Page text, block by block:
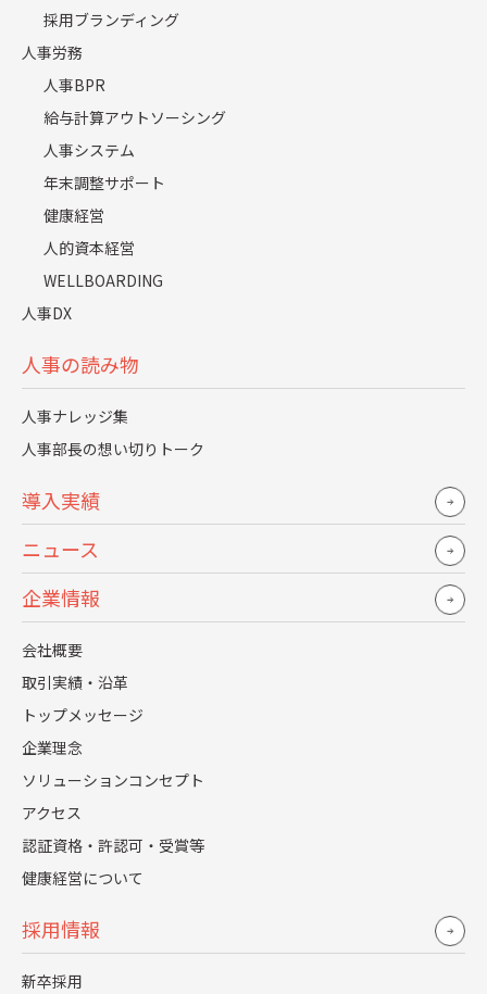
採用ブランディング
人事労務
人事BPR
給与計算アウトソーシング
人事システム
年末調整サポート
健康経営
人的資本経営
WELLBOARDING
人事DX
人事の読み物
人事ナレッジ集
人事部長の想い切りトーク
導入実績
ニュース
企業情報
会社概要
取引実績・沿革
トップメッセージ
企業理念
ソリューションコンセプト
アクセス
認証資格・許認可・受賞等
健康経営について
採用情報
新卒採用
的責任を果たす企業としての評価も高まるでしょう。
担当者コメント
略の一環として捉える動きが広がっています。特に中小企
業においては、労働力不足の解消や職場全体の業務効率化
といった課題に対し、障がい者雇用が新たな可能性をもた
らすことがあります。合理的配慮を通じて、障がい者の方
がその能力を最大限に発揮できる環境を整えることは、結
い者雇用に関する基本的な知識を学び、具体的な取り組み
を始めることで、企業の未来に向けた新たな一歩を踏み出
してみてはいかがでしょうか。
中島 詩芙美
採用支援事業部
■経歴
人材系の営業を経て、上場企業で人事部門の経験を積む。母
集団形成から面接官の育成まで幅広く採用プロセス全体を担
当。また、障がい者雇用においても、面接からフォローアッ
プまでの一連のプロセスを経験。採用マーケティングの勉強
のために海外留学をし、帰国後レジェンダ・コーポレーショ
いる。
採用ブランディング完全ガイド